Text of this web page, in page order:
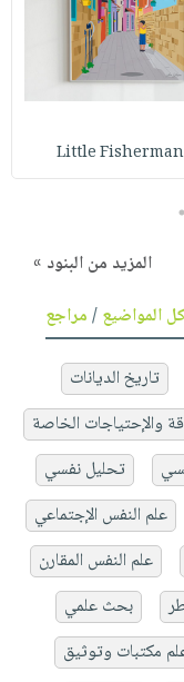
Little
5
المزيد من البنود »
كل المواضيع/مراجع
تاريخ الديانات
والإحتياجات الخاصة
تحليل نفسي
علم النفس الإجتماعي
علم النفس المقارن
بحث علمي
مكتبات وتوثيق